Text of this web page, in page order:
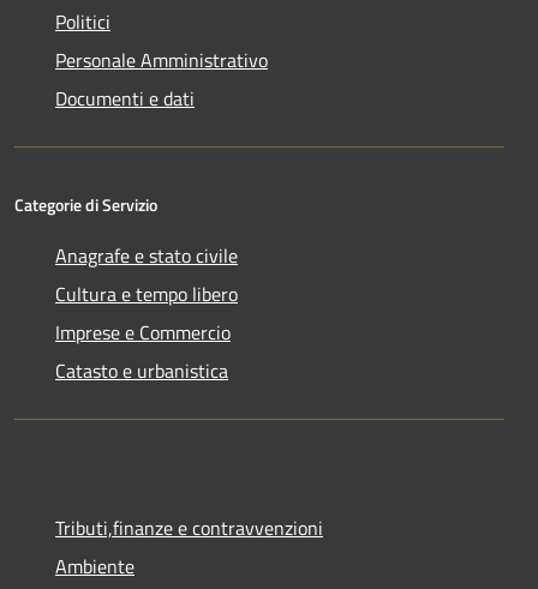
Politici
Personale Amministrativo
Documenti e dati
Categorie di Servizio
Anagrafe e stato civile
Cultura e tempo libero
Imprese e Commercio
Catasto e urbanistica
Tributi,finanze e contravvenzioni
Ambiente